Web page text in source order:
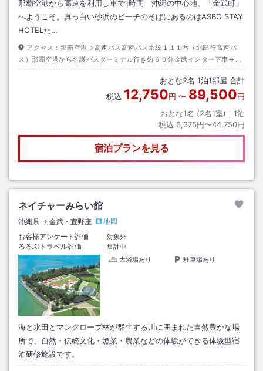
那覇空港から高速を利用し車で1時間 沖縄の中心地、「金武町」
へようこそ。真っ白い砂浜のビーチのそばにあるのはASBO STAY
HOTELた…
アクセス： 那覇空港→高速バス高速バス系統１１１番（北部行高速バ
ス）那覇空港から名護バスターミナル行き約６０分金武インター下車→タ
クシー約１０分
おとな2名 1泊1部屋 合計
税込 12,750円 〜 89,500円
おとな1名 (2名1室)｜ 1泊
税込 6,375円〜44,750円
宿泊プランを見る
ネイチャーみらい館
沖縄県 金武・宜野座
地図
お客様アンケート評価
対象外
るるぶトラベル評価
集計中
大浴場あり
駐車場あり
海と水田とマングローブ林が群生する川に囲まれた自然豊かな場
所で、自然・伝統文化・漁業・農業などの体験ができる体験型宿
泊研修施設です。